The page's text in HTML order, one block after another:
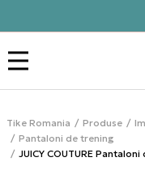
Tike Romania Produse
Pantaloni de trening
JUICY COUTURE